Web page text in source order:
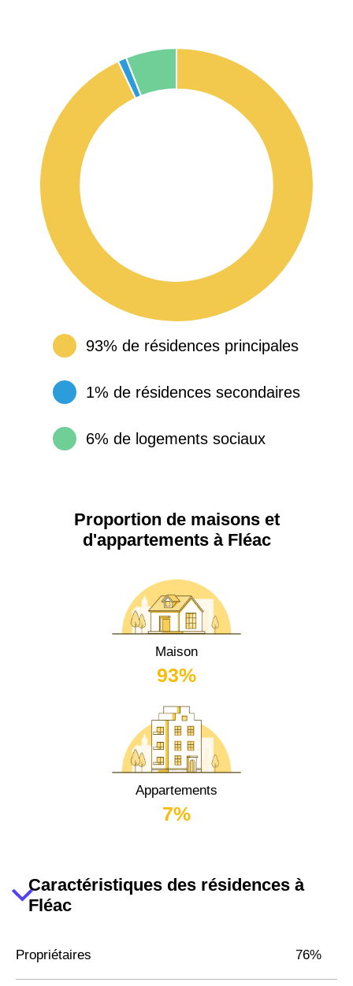
93% de résidences principales
1% de résidences secondaires
6% de logements sociaux
Proportion de maisons et
d'appartements à Fléac
Maison
93%
Appartements
7%
Caractéristiques des résidences à
Fléac
Propriétaires 76%